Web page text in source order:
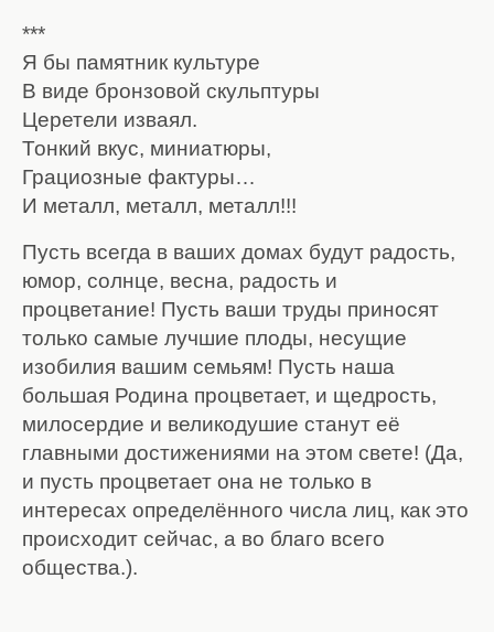
***
Я бы памятник культуре
В виде бронзовой скульптуры
Церетели изваял.
Тонкий вкус, миниатюры,
Грациозные фактуры…
И металл, металл, металл!!!
Пусть всегда в ваших домах будут радость,
юмор, солнце, весна, радость и
процветание! Пусть ваши труды приносят
только самые лучшие плоды, несущие
изобилия вашим семьям! Пусть наша
большая Родина процветает, и щедрость,
милосердие и великодушие станут её
главными достижениями на этом свете! (Да,
и пусть процветает она не только в
интересах определённого числа лиц, как это
происходит сейчас, а во благо всего
общества.).